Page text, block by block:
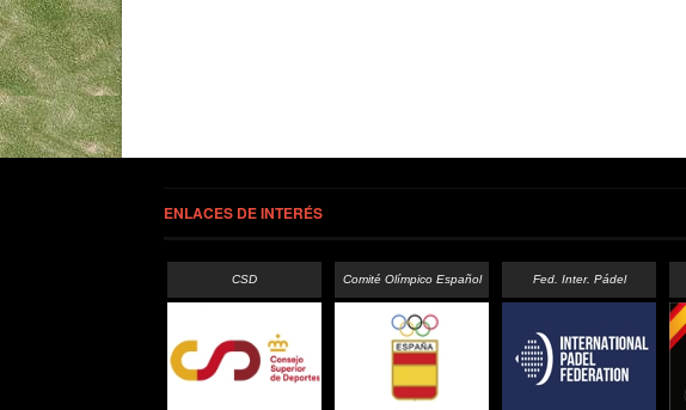
ENLACES DE INTERÉS
CSD Comité Olímpico Español Fed. Inter. Pádel